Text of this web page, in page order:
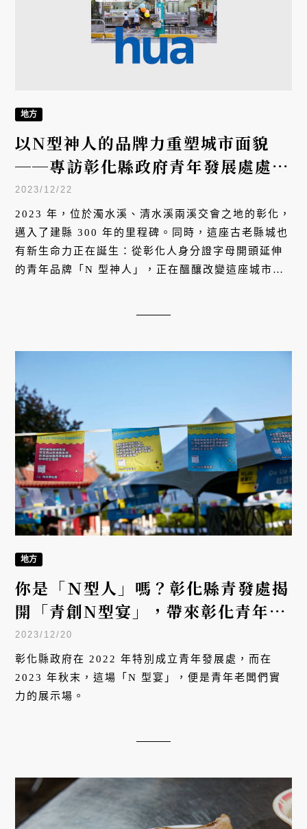
地方
以N型神人的品牌力重塑城市面貌
──專訪彰化縣政府青年發展處處長
黃金樺
2023/12/22
2023 年，位於濁水溪、清水溪兩溪交會之地的彰化，
邁入了建縣 300 年的里程碑。同時，這座古老縣城也
有新生命力正在誕生：從彰化人身分證字母開頭延伸
的青年品牌「N 型神人」，正在醞釀改變這座城市的
地方
你是「Ｎ型人」嗎？彰化縣青發處揭
開「青創N型宴」，帶來彰化青年創
業新視角
2023/12/20
彰化縣政府在 2022 年特別成立青年發展處，而在
2023 年秋末，這場「N 型宴」，便是青年老闆們實
力的展示場。